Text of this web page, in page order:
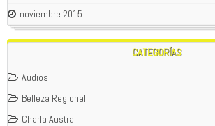
noviembre 2015
CATEGORÍAS
Audios
Belleza Regional
Charla Austral